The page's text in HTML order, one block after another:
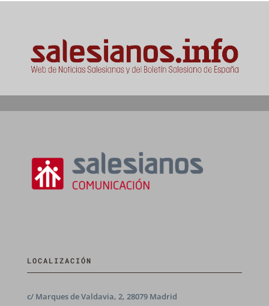
LOCALIZACIÓN
c/ Marques de Valdavia, 2, 28079 Madrid